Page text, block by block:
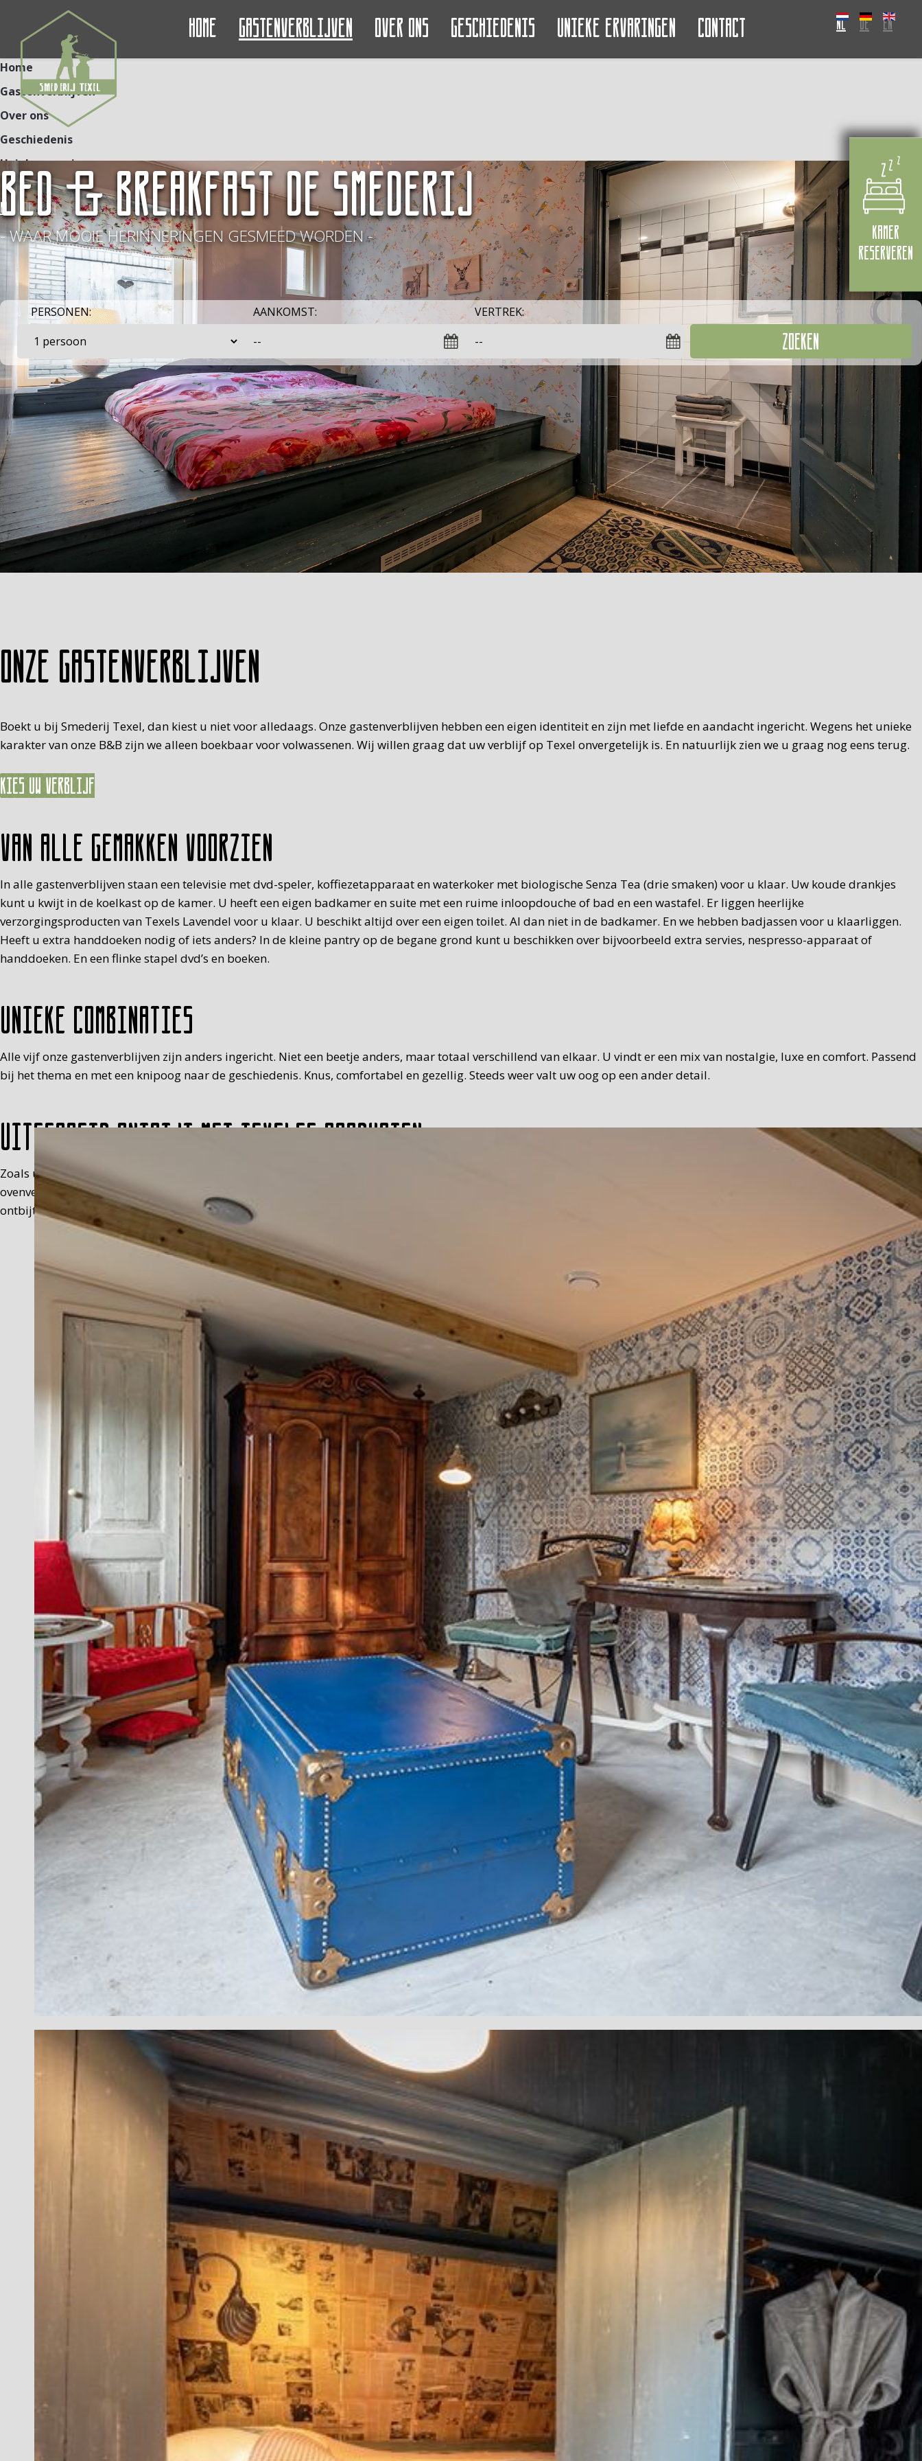
Home Gastenverblijven Over ons Geschiedenis Unieke ervaringen Contact NL DE EN
Home
Gastenverblijven
Over ons
Geschiedenis
Unieke ervaringen
Contact
NL DE EN
BED & BREAKFAST De Smederij
- WAAR MOOIE HERINNERINGEN GESMEED WORDEN -
PERSONEN: AANKOMST: VERTREK:
ZOEKEN
Onze gastenverblijven
Boekt u bij Smederij Texel, dan kiest u niet voor alledaags. Onze gastenverblijven hebben een eigen identiteit en zijn met liefde en aandacht ingericht. Wegens het unieke
karakter van onze B&B zijn we alleen boekbaar voor volwassenen. Wij willen graag dat uw verblijf op Texel onvergetelijk is. En natuurlijk zien we u graag nog eens terug.
Kies uw verblijf
Van alle gemakken voorzien
In alle gastenverblijven staan een televisie met dvd-speler, koffiezetapparaat en waterkoker met biologische Senza Tea (drie smaken) voor u klaar. Uw koude drankjes
kunt u kwijt in de koelkast op de kamer. U heeft een eigen badkamer en suite met een ruime inloopdouche of bad en een wastafel. Er liggen heerlijke
verzorgingsproducten van Texels Lavendel voor u klaar. U beschikt altijd over een eigen toilet. Al dan niet in de badkamer. En we hebben badjassen voor u klaarliggen.
Heeft u extra handdoeken nodig of iets anders? In de kleine pantry op de begane grond kunt u beschikken over bijvoorbeeld extra servies, nespresso-apparaat of
handdoeken. En een flinke stapel dvd’s en boeken.
Unieke combinaties
Alle vijf onze gastenverblijven zijn anders ingericht. Niet een beetje anders, maar totaal verschillend van elkaar. U vindt er een mix van nostalgie, luxe en comfort. Passend
bij het thema en met een knipoog naar de geschiedenis. Knus, comfortabel en gezellig. Steeds weer valt uw oog op een ander detail.
Uitgebreid ontbijt met Texelse producten
Zoals u waarschijnlijk al heeft ontdekt, houden wij niet van standaard. Het ontbijt dat we u serveren, is uitgebreid en met een Texelse touch. Brood, zelfgemaakte hangop,
ovenverse scones, verse jus, melk, eitje (met muts), fruit, vleeswaren, zoet beleg. Teveel om op te noemen. Waar mogelijk gebruiken we Texelse producten. We serveren het
ontbijt in een picknickmand op de kamer, tussen 8.30 en 9.30 uur op de tijd die u prettig vindt. Bij mooi weer kunt u natuurlijk ook in de tuin ontbijten.